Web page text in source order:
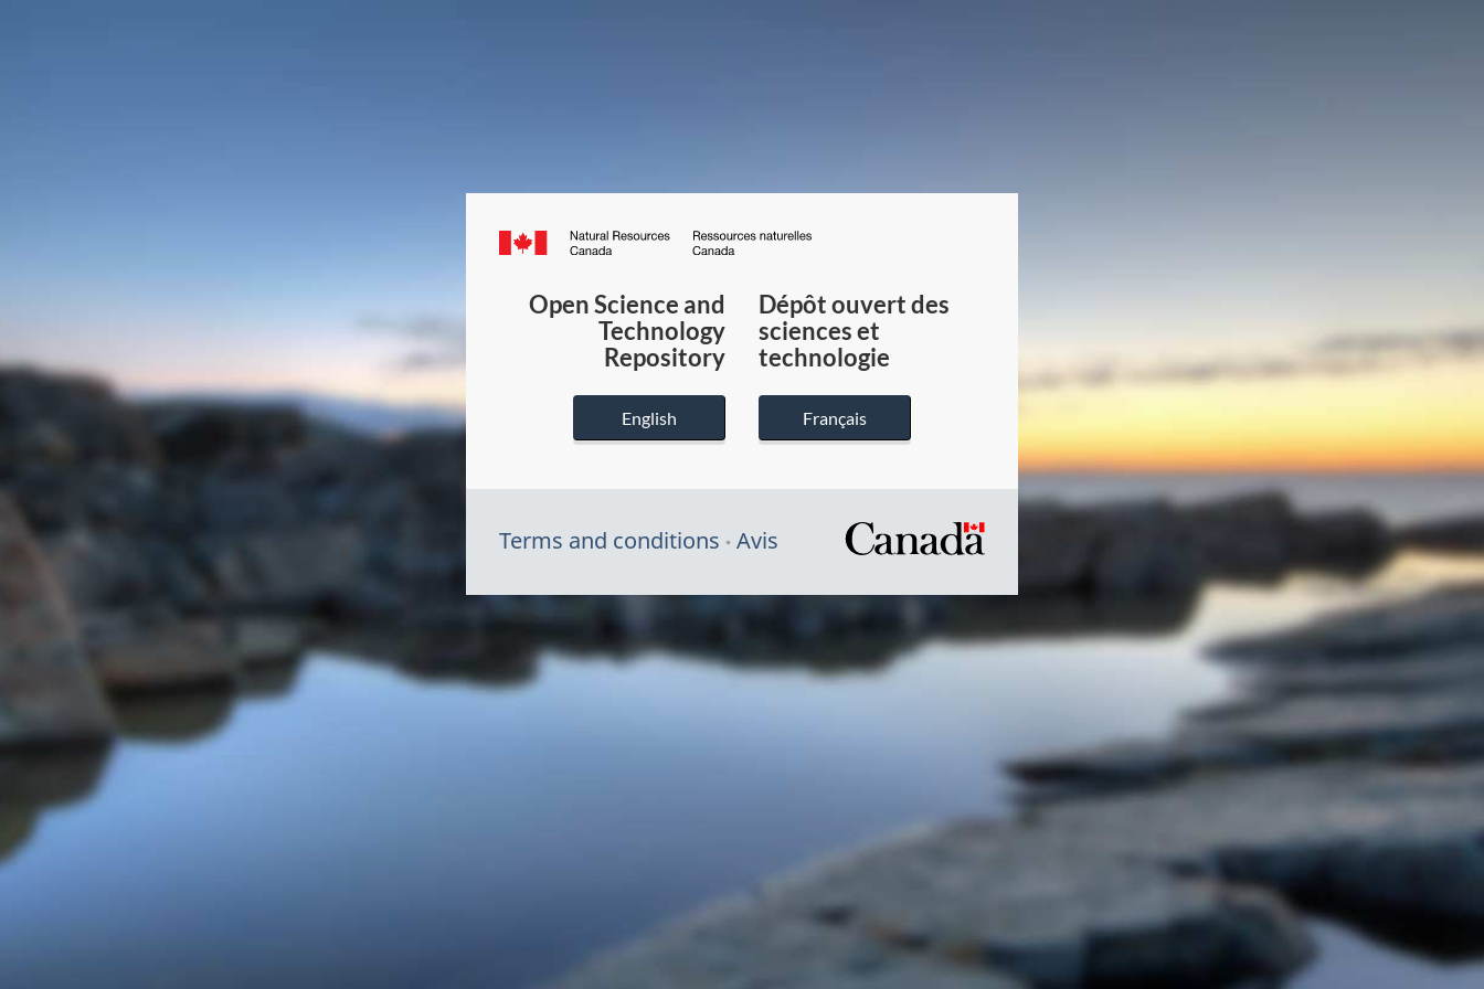
Canada.ca
du
Canada
Open Science and
Technology
Repository
English
Dépôt ouvert des
sciences et
technologie
Français
Terms and conditions Avis
/
Symbole
gouvernement